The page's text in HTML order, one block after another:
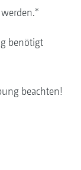
benötigt
beachten!